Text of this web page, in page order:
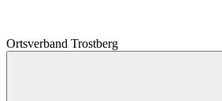
Ortsverband Trostberg